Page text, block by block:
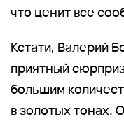
что ценит все
Кстати, Валерий
приятный
большим
в золотых тонах.